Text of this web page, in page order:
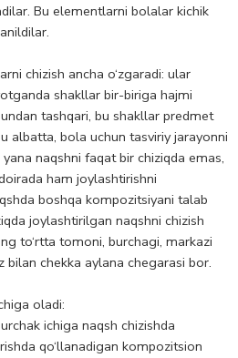
Bu elementlarni bolalar kichik
chizish ancha o‘zgaradi: ular
shakllar bir-biriga hajmi
tashqari, bu shakllar predmet
albatta, bola uchun tasviriy jarayonni
naqshni faqat bir chiziqda emas,
ham joylashtirishni
boshqa kompozitsiyani talab
joylashtirilgan naqshni chizish
to‘rtta tomoni, burchagi, markazi
bilan chekka aylana chegarasi bor.
oladi:
ichiga naqsh chizishda
qo‘llanadigan kompozitsion